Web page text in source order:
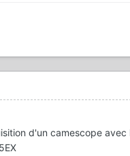
d'un camescope